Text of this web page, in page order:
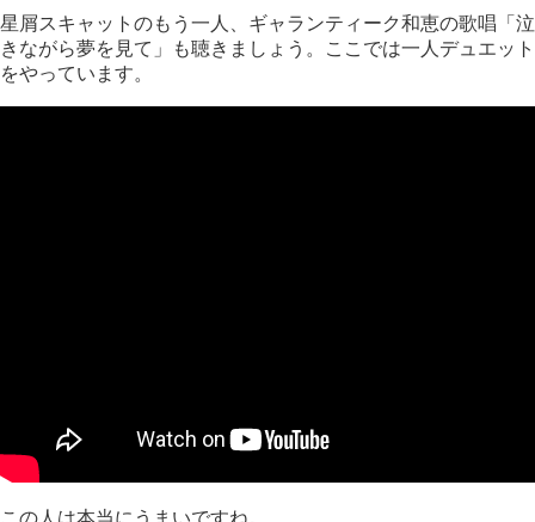
星屑スキャットのもう一人、ギャランティーク和恵の歌唱「泣
きながら夢を見て」も聴きましょう。ここでは一人デュエット
をやっています。
この人は本当にうまいですね。